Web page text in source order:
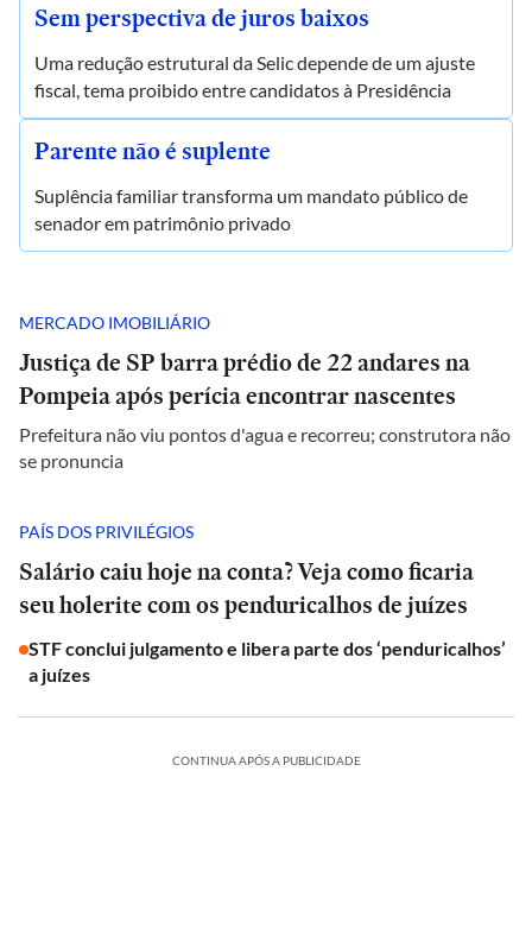
Sem perspectiva de juros baixos
Uma redução estrutural da Selic depende de um ajuste
fiscal, tema proibido entre candidatos à Presidência
Parente não é suplente
Suplência familiar transforma um mandato público de
senador em patrimônio privado
MERCADO IMOBILIÁRIO
Justiça de SP barra prédio de 22 andares na
Pompeia após perícia encontrar nascentes
Prefeitura não viu pontos d'agua e recorreu; construtora não
se pronuncia
PAÍS DOS PRIVILÉGIOS
Salário caiu hoje na conta? Veja como ficaria
seu holerite com os penduricalhos de juízes
STF conclui julgamento e libera parte dos ‘penduricalhos’
a juízes
CONTINUA APÓS A PUBLICIDADE